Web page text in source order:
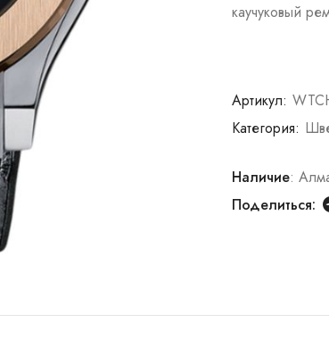
каучуковый
Артикул:
Категория:
Наличие:
Поделиться: